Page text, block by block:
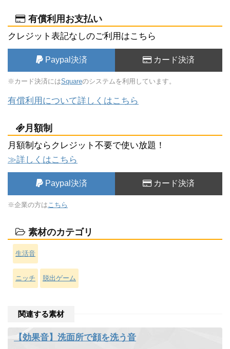
有償利用お支払い
クレジット表記なしのご利用はこちら
Paypal決済 カード決済
※カード決済にはSquareのシステムを利用しています。
有償利用について詳しくはこちら
月額制
月額制ならクレジット不要で使い放題！
≫詳しくはこちら
Paypal決済 カード決済
※企業の方は こちら
素材のカテゴリ
生活音
ニッチ 脱出ゲーム
関連する素材
【効果音】洗面所で顔を洗う音